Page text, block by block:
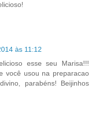
às 11:12
esse seu Marisa!!!
você usou na preparacao
parabéns! Beijinhos